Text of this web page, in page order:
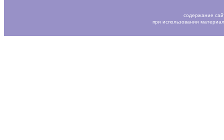
содержание
при использовании